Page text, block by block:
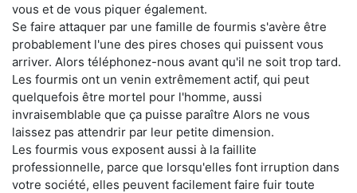
vous et de vous piquer également.
Se faire attaquer par une famille de fourmis s'avère être
probablement l'une des pires choses qui puissent vous
arriver. Alors téléphonez-nous avant qu'il ne soit trop tard.
Les fourmis ont un venin extrêmement actif, qui peut
quelquefois être mortel pour l'homme, aussi
invraisemblable que ça puisse paraître Alors ne vous
laissez pas attendrir par leur petite dimension.
Les fourmis vous exposent aussi à la faillite
professionnelle, parce que lorsqu'elles font irruption dans
votre société, elles peuvent facilement faire fuir toute